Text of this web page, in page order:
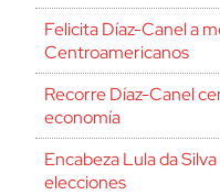
Felicita Díaz-Canel a
Centroamericanos
Recorre Díaz-Canel
economía
Encabeza Lula da
elecciones